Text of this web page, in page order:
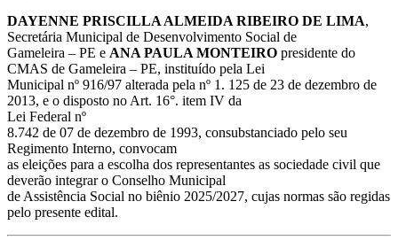
DAYENNE PRISCILLA ALMEIDA RIBEIRO DE LIMA,
Secretária Municipal de Desenvolvimento Social de
Gameleira – PE e ANA PAULA MONTEIRO presidente do
CMAS de Gameleira – PE, instituído pela Lei
Municipal nº 916/97 alterada pela nº 1. 125 de 23 de dezembro de
2013, e o disposto no Art. 16°. item IV da
Lei Federal nº
8.742 de 07 de dezembro de 1993, consubstanciado pelo seu
Regimento Interno, convocam
as eleições para a escolha dos representantes as sociedade civil que
deverão integrar o Conselho Municipal
de Assistência Social no biênio 2025/2027, cujas normas são regidas
pelo presente edital.